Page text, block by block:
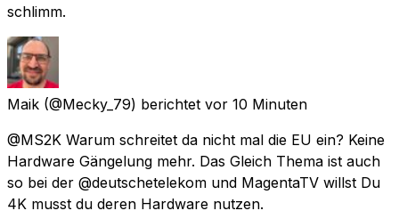
schlimm.
Maik (@Mecky_79) berichtet vor 10 Minuten
@MS2K Warum schreitet da nicht mal die EU ein? Keine
Hardware Gängelung mehr. Das Gleich Thema ist auch
so bei der @deutschetelekom und MagentaTV willst Du
4K musst du deren Hardware nutzen.